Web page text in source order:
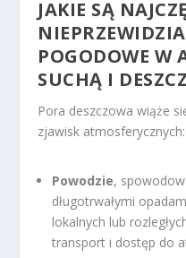
JAKIE SĄ
POGODOWE W
SUCHĄ I
Pora deszczowa wiąże
zjawisk atmosferycznych:
Powodzie,
długotrwałymi
lokalnych lub
transport i dostęp do